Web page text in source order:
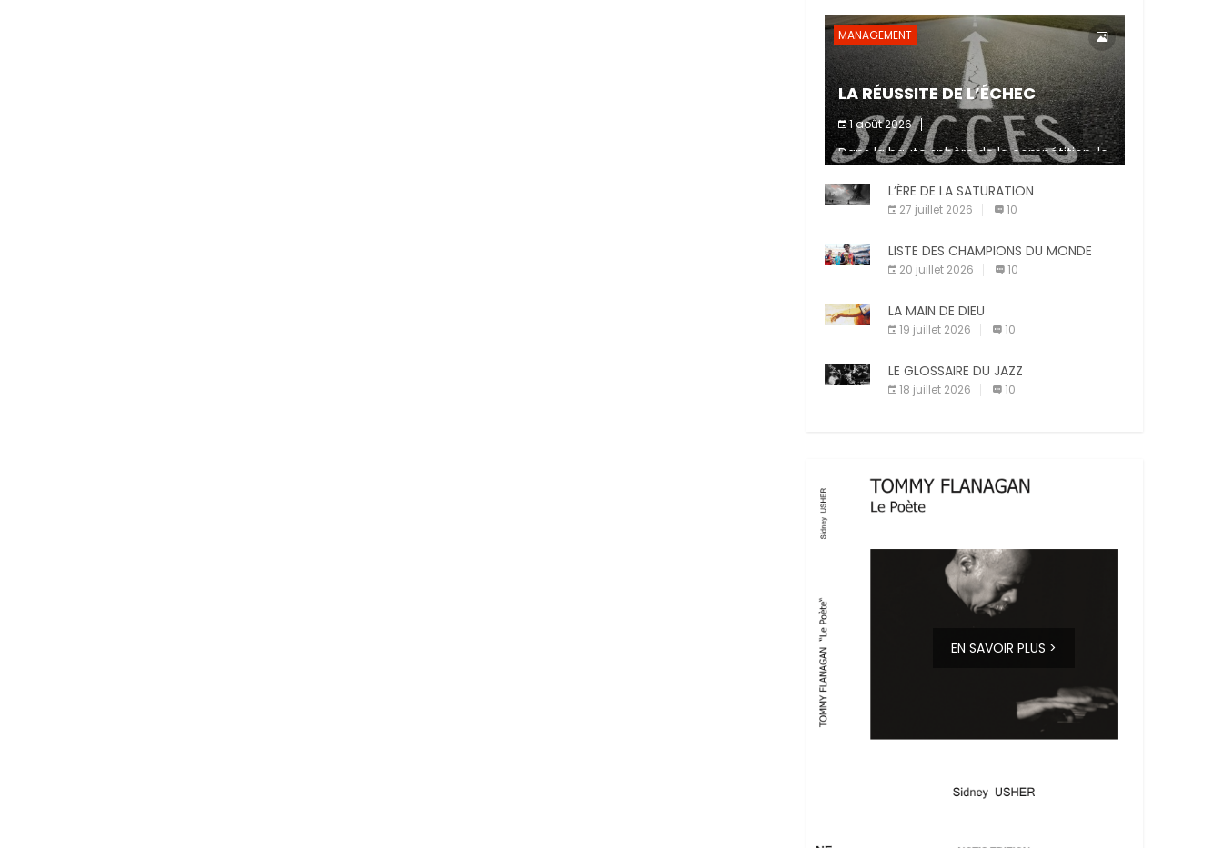
MANAGEMENT
LA RÉUSSITE DE L’ÉCHEC
1 août 2026
Dans la haute sphère de la compétition, le
fait de ne pas atteindre un objectif est un
signe d’incompétence et une source de
sanctions diverses (avertissement, […]
L’ÈRE DE LA SATURATION
27 juillet 2026 10
LISTE DES CHAMPIONS DU MONDE
20 juillet 2026 10
LA MAIN DE DIEU
19 juillet 2026 10
LE GLOSSAIRE DU JAZZ
18 juillet 2026 10
EN SAVOIR PLUS >